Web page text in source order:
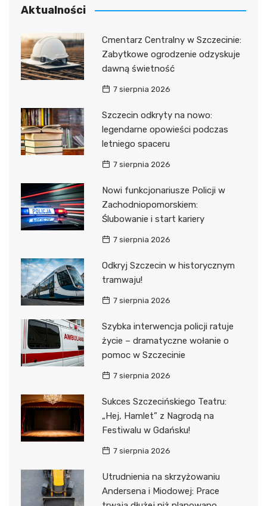
Aktualności
Cmentarz Centralny w Szczecinie:
Zabytkowe ogrodzenie odzyskuje
dawną świetność
7 sierpnia 2026
Szczecin odkryty na nowo:
legendarne opowieści podczas
letniego spaceru
7 sierpnia 2026
Nowi funkcjonariusze Policji w
Zachodniopomorskiem:
Ślubowanie i start kariery
7 sierpnia 2026
Odkryj Szczecin w historycznym
tramwaju!
7 sierpnia 2026
Szybka interwencja policji ratuje
życie – dramatyczne wołanie o
pomoc w Szczecinie
7 sierpnia 2026
Sukces Szczecińskiego Teatru:
„Hej, Hamlet” z Nagrodą na
Festiwalu w Gdańsku!
7 sierpnia 2026
Utrudnienia na skrzyżowaniu
Andersena i Miodowej: Prace